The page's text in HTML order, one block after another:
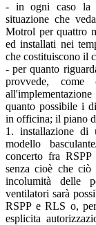
- in ogni caso la
situazione che
Motrol per quattro
ed installati nei
che costituiscono il
- per quanto
provvede,
quanto possibile i
in officina; il piano
1. installazione di
modello
concerto fra
senza cioè che
incolumità delle
ventilatori sarà
RSPP e RLS o,
esplicita